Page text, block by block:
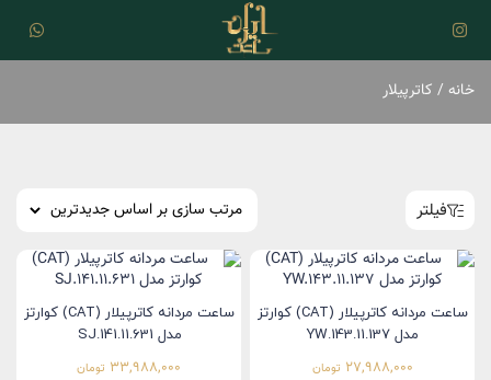
خانه / کاترپیلار
فیلتر
ساعت مردانه کاترپیلار (CAT) کوارتز
مدل YW.143.11.137
27,988,000 تومان
ساعت مردانه کاترپیلار (CAT) کوارتز
مدل SJ.141.11.631
33,988,000 تومان